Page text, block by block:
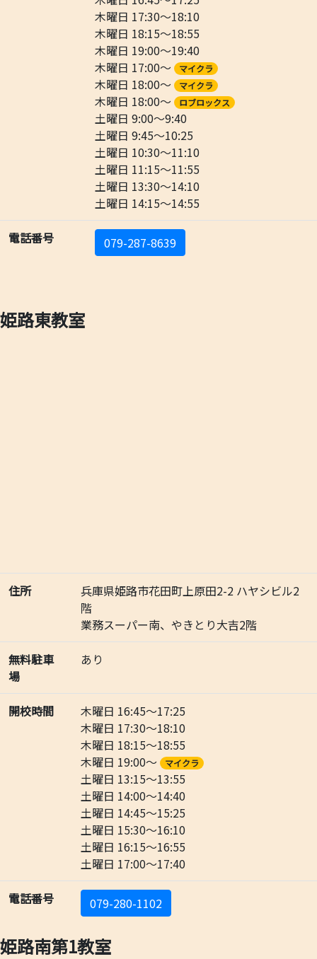
木曜日 17:30～18:10
木曜日 18:15～18:55
木曜日 19:00～19:40
木曜日 17:00～
マイクラ
木曜日 18:00～ マイクラ
木曜日 18:00～ ロブロックス
土曜日 9:00～9:40
土曜日 9:45～10:25
土曜日 10:30～11:10
土曜日 11:15～11:55
土曜日 13:30～14:10
土曜日 14:15～14:55
電話番号 079-287-8639
姫路東教室
住所
兵庫県姫路市花田町上原田2-2 ハヤシビル2
階
業務スーパー南、やきとり大吉2階
無料駐車
場
あり
開校時間
木曜日 16:45～17:25
木曜日 17:30～18:10
木曜日 18:15～18:55
木曜日 19:00～
マイクラ
土曜日 13:15～13:55
土曜日 14:00～14:40
土曜日 14:45～15:25
土曜日 15:30～16:10
土曜日 16:15～16:55
土曜日 17:00～17:40
電話番号 079-280-1102
姫路南第1教室